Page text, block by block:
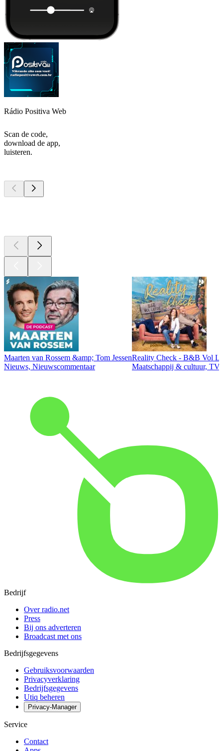
Rádio Positiva Web
Scan de code,
download de app,
luisteren.
Maarten van Rossem &amp; Tom Jessen
Nieuws, Nieuwscommentaar
Reality Check - B&B Vol
Maatschappij & cultuur,
Bedrijf
Over radio.net
Press
Bij ons adverteren
Broadcast met ons
Bedrijfsgegevens
Gebruiksvoorwaarden
Privacyverklaring
Bedrijfsgegevens
Utiq beheren
Privacy-Manager
Service
Contact